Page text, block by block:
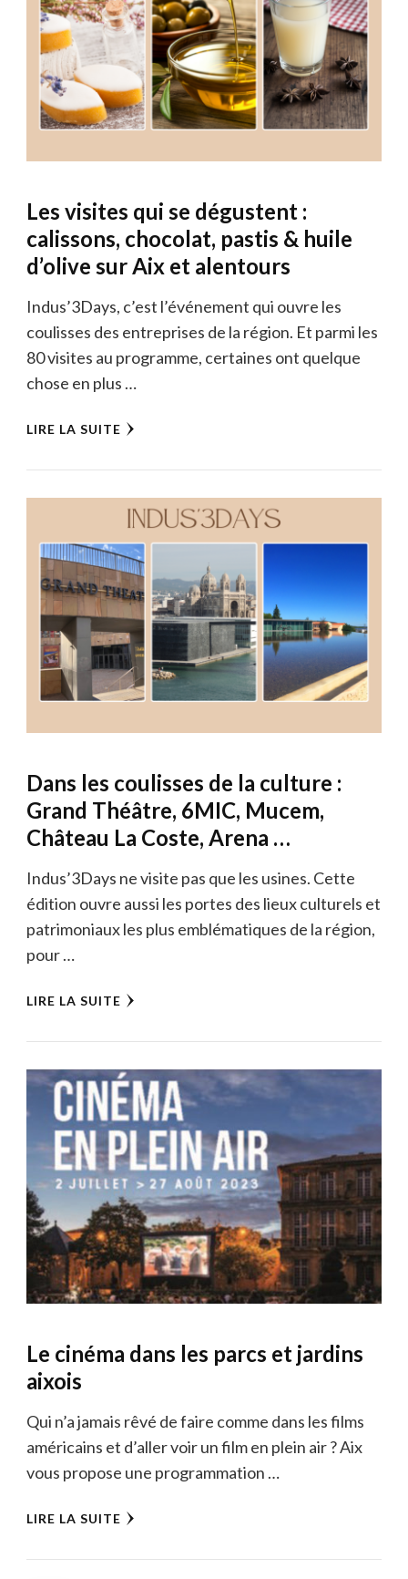
Les visites qui se dégustent :
calissons, chocolat, pastis & huile
d’olive sur Aix et alentours
Indus’3Days, c’est l’événement qui ouvre les
coulisses des entreprises de la région. Et parmi les
80 visites au programme, certaines ont quelque
chose en plus …
LIRE LA SUITE
Dans les coulisses de la culture :
Grand Théâtre, 6MIC, Mucem,
Château La Coste, Arena …
Indus’3Days ne visite pas que les usines. Cette
édition ouvre aussi les portes des lieux culturels et
patrimoniaux les plus emblématiques de la région,
pour …
LIRE LA SUITE
Le cinéma dans les parcs et jardins
aixois
Qui n’a jamais rêvé de faire comme dans les films
américains et d’aller voir un film en plein air ? Aix
vous propose une programmation …
LIRE LA SUITE